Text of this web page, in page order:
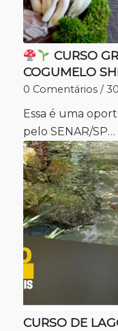
CURSO
COGUMELO
0 Comentários /
Essa é uma
pelo SENAR/SP…
CURSO DE